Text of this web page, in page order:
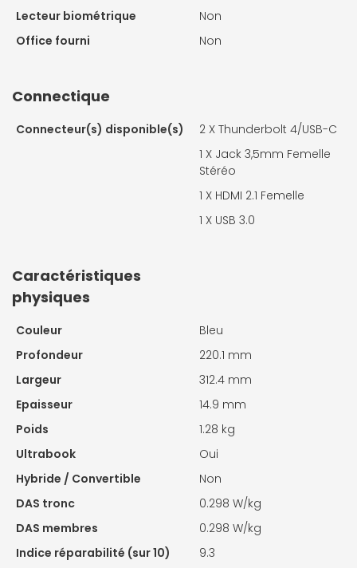
Lecteur biométrique
Non
Office fourni
Non
Connectique
Connecteur(s) disponible(s) 2 X Thunderbolt 4/USB-C
1 X Jack 3,5mm Femelle
Stéréo
1 X HDMI 2.1 Femelle
1 X USB 3.0
Caractéristiques
physiques
Couleur
Bleu
Profondeur
220.1 mm
Largeur
312.4 mm
Epaisseur
14.9 mm
Poids
1.28 kg
Ultrabook
Oui
Hybride / Convertible
Non
DAS tronc
0.298 W/kg
DAS membres
0.298 W/kg
Indice réparabilité (sur 10)
9.3